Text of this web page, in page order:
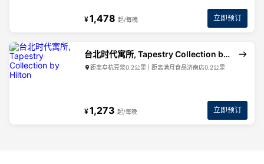
¥1,478 起/每晚 立即预订
台北时代寓所, Tapestry Collection by Hilton
距离阜杭豆浆0.2公里 | 距离满月食品济南店0.2公里
¥1,273 起/每晚 立即预订